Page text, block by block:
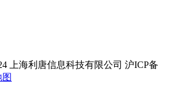
上海利唐信息科技有限公司 沪ICP备